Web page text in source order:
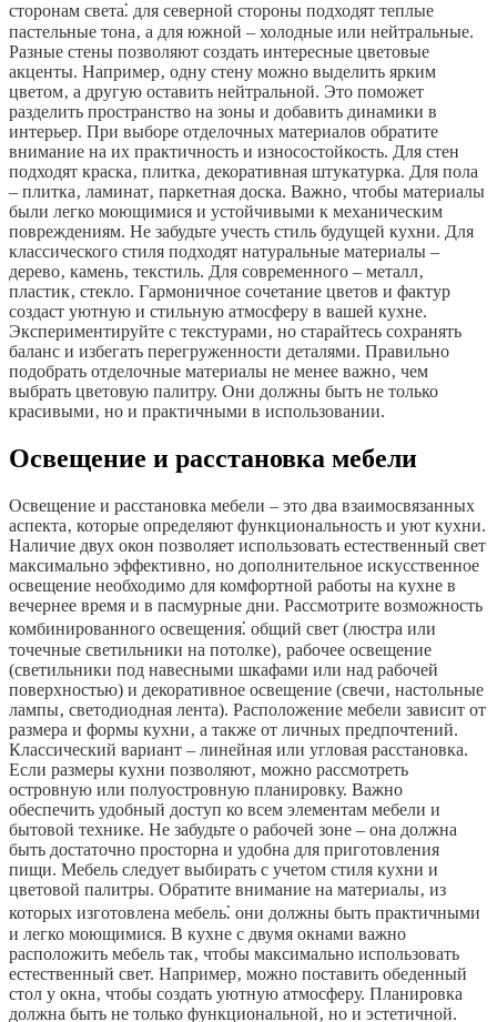
сторонам света⁚ для северной стороны подходят теплые
пастельные тона‚ а для южной – холодные или нейтральные.
Разные стены позволяют создать интересные цветовые
акценты. Например‚ одну стену можно выделить ярким
цветом‚ а другую оставить нейтральной. Это поможет
разделить пространство на зоны и добавить динамики в
интерьер. При выборе отделочных материалов обратите
внимание на их практичность и износостойкость. Для стен
подходят краска‚ плитка‚ декоративная штукатурка. Для пола
– плитка‚ ламинат‚ паркетная доска. Важно‚ чтобы материалы
были легко моющимися и устойчивыми к механическим
повреждениям. Не забудьте учесть стиль будущей кухни. Для
классического стиля подходят натуральные материалы –
дерево‚ камень‚ текстиль. Для современного – металл‚
пластик‚ стекло. Гармоничное сочетание цветов и фактур
создаст уютную и стильную атмосферу в вашей кухне.
Экспериментируйте с текстурами‚ но старайтесь сохранять
баланс и избегать перегруженности деталями. Правильно
подобрать отделочные материалы не менее важно‚ чем
выбрать цветовую палитру. Они должны быть не только
красивыми‚ но и практичными в использовании.
Освещение и расстановка мебели
Освещение и расстановка мебели – это два взаимосвязанных
аспекта‚ которые определяют функциональность и уют кухни.
Наличие двух окон позволяет использовать естественный свет
максимально эффективно‚ но дополнительное искусственное
освещение необходимо для комфортной работы на кухне в
вечернее время и в пасмурные дни. Рассмотрите возможность
комбинированного освещения⁚ общий свет (люстра или
точечные светильники на потолке)‚ рабочее освещение
(светильники под навесными шкафами или над рабочей
поверхностью) и декоративное освещение (свечи‚ настольные
лампы‚ светодиодная лента). Расположение мебели зависит от
размера и формы кухни‚ а также от личных предпочтений.
Классический вариант – линейная или угловая расстановка.
Если размеры кухни позволяют‚ можно рассмотреть
островную или полуостровную планировку. Важно
обеспечить удобный доступ ко всем элементам мебели и
бытовой технике. Не забудьте о рабочей зоне – она должна
быть достаточно просторна и удобна для приготовления
пищи. Мебель следует выбирать с учетом стиля кухни и
цветовой палитры. Обратите внимание на материалы‚ из
которых изготовлена мебель⁚ они должны быть практичными
и легко моющимися. В кухне с двумя окнами важно
расположить мебель так‚ чтобы максимально использовать
естественный свет. Например‚ можно поставить обеденный
стол у окна‚ чтобы создать уютную атмосферу. Планировка
должна быть не только функциональной‚ но и эстетичной.